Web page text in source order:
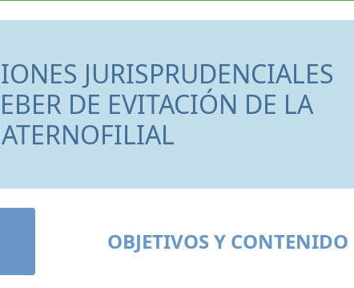
JURISPRUDENCIALES
DE EVITACIÓN DE LA
OBJETIVOS Y CONTENIDO